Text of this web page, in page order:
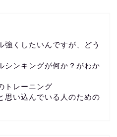
強くしたいんですが、どう
シンキングが何か？がわか
トレーニング
思い込んでいる人のための